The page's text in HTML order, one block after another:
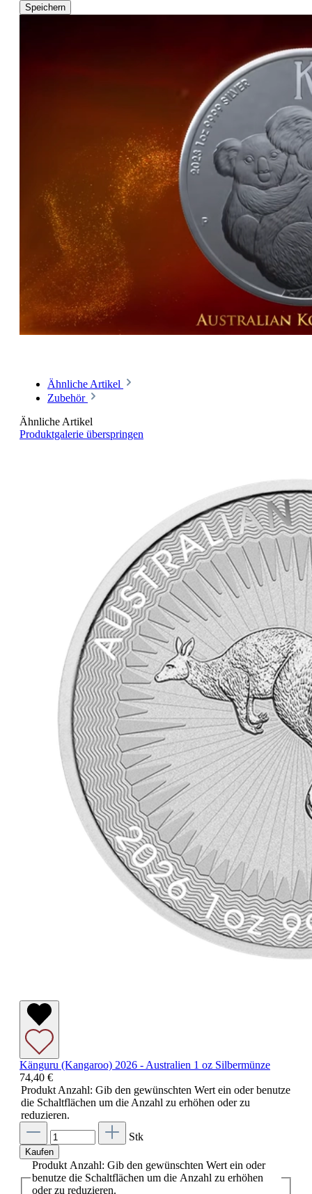
Speichern
Ähnliche Artikel
Zubehör
Ähnliche Artikel
Produktgalerie überspringen
Känguru (Kangaroo) 2026 - Australien 1 oz Silbermünze
74,40 €
Produkt Anzahl: Gib den gewünschten Wert ein oder benutze
die Schaltflächen um die Anzahl zu erhöhen oder zu
reduzieren.
Stk
Kaufen
Produkt Anzahl: Gib den gewünschten Wert ein oder
benutze die Schaltflächen um die Anzahl zu erhöhen
oder zu reduzieren.